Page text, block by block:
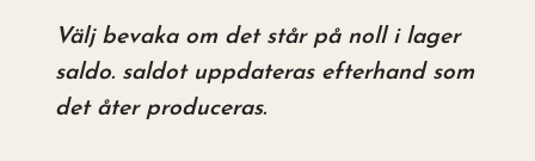
Välj bevaka om det står på noll i lager
saldo. saldot uppdateras efterhand som
det åter produceras.